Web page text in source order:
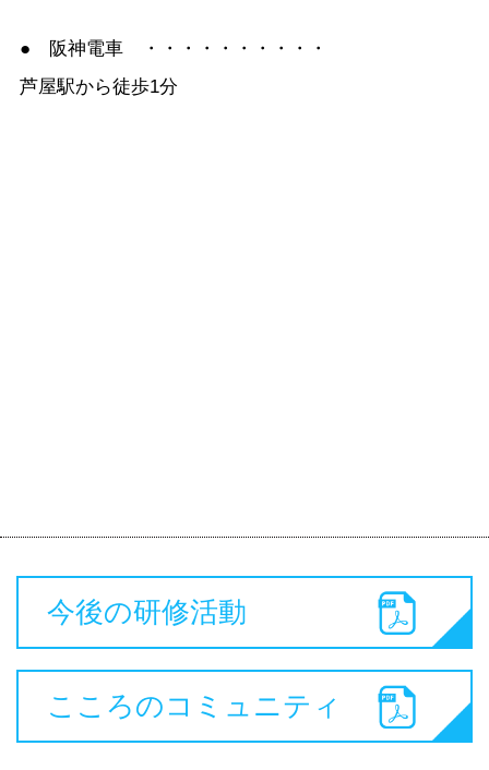
● 阪神電車 ・・・・・・・・・・
芦屋駅から徒歩1分
今後の研修活動
こころのコミュニティ